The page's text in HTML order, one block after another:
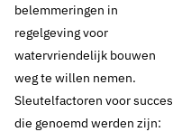
belemmeringen in
regelgeving voor
watervriendelijk bouwen
weg te willen nemen.
Sleutelfactoren voor succes
die genoemd werden zijn: